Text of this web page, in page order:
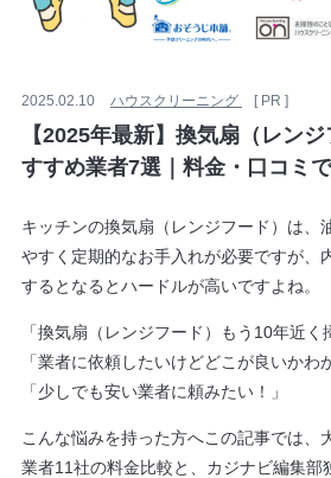
2025.02.10 ハウスクリーニング [ PR ]
【2025年最新】換気扇（レン
すすめ業者7選｜料金・口コミ
キッチンの換気扇（レンジフード）は、
やすく定期的なお手入れが必要ですが、
するとなるとハードルが高いですよね。
「換気扇（レンジフード）もう10年近く
「業者に依頼したいけどどこが良いかわ
「少しでも安い業者に頼みたい！」
こんな悩みを持った方へこの記事では、
業者11社の料金比較と、カジナビ編集部